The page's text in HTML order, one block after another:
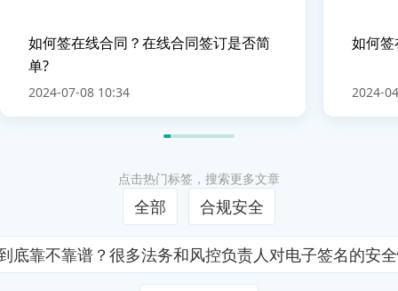
如何签在线合同？在线合同签订是否简
单?
2024-07-08 10:34
如何
2024-
点击热门标签，搜索更多文章
全部 合规安全
靠不靠谱？很多法务和风控负责人对电子签名的